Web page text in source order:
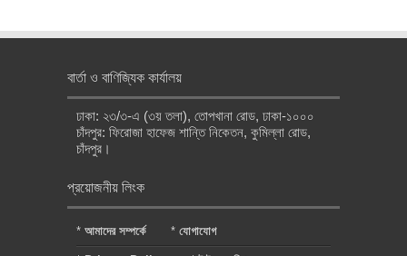
বার্তা ও বাণিজ্যিক কার্যালয়
ঢাকা: ২৩/৩-এ (৩য় তলা), তোপখানা রোড, ঢাকা-১০০০
চাঁদপুর: ফিরোজা হাফেজ শান্তি নিকেতন, কুমিল্লা রোড,
চাঁদপুর।
প্রয়োজনীয় লিংক
* আমাদের সম্পর্কে * যোগাযোগ